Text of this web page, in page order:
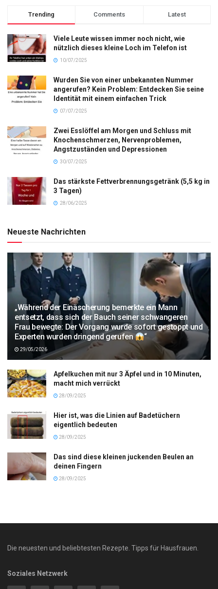
Trending Comments Latest
Viele Leute wissen immer noch nicht, wie
nützlich dieses kleine Loch im Telefon ist
10/07/2025
Wurden Sie von einer unbekannten Nummer
angerufen? Kein Problem: Entdecken Sie seine
Identität mit einem einfachen Trick
07/07/2025
Zwei Esslöffel am Morgen und Schluss mit
Knochenschmerzen, Nervenproblemen,
Angstzuständen und Depressionen
30/07/2025
Das stärkste Fettverbrennungsgetränk (5,5 kg in
3 Tagen)
28/06/2025
Neueste Nachrichten
„Während der Einäscherung bemerkte ein Mann
entsetzt, dass sich der Bauch seiner schwangeren
Frau bewegte: Der Vorgang wurde sofort gestoppt und
Experten wurden dringend gerufen
“
29/05/2026
Apfelkuchen mit nur 3 Äpfel und in 10 Minuten,
macht mich verrückt
28/09/2025
Hier ist, was die Linien auf Badetüchern
eigentlich bedeuten
28/09/2025
Das sind diese kleinen juckenden Beulen an
deinen Fingern
28/09/2025
Die neuesten und beliebtesten Rezepte. Tipps für Hausfrauen.
Soziales Netzwerk